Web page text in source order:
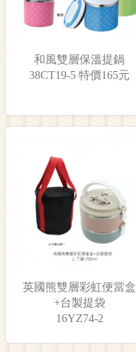
和風雙層保溫提鍋
38CT19-5 特價165元
英國熊雙層彩虹便當盒
+台製提袋
16YZ74-2